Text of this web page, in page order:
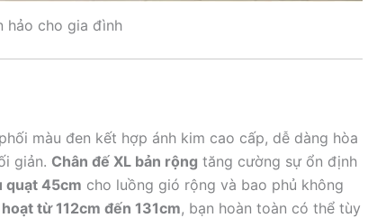
hảo cho gia đình
màu đen kết hợp ánh kim cao cấp, dễ dàng hòa
giản. Chân đế XL bản rộng tăng cường sự ổn định
quạt 45cm cho luồng gió rộng và bao phủ không
từ 112cm đến 131cm, bạn hoàn toàn có thể tùy